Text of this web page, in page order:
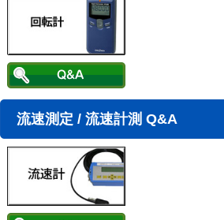
流速測定 / 流速計測 Q&A